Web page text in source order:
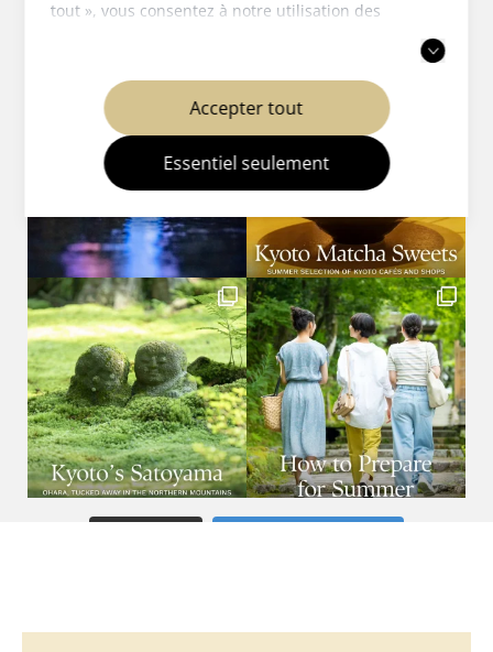
tout », vous consentez à notre utilisation des
d'informations, veuillez consulter notrepolitique
de confidentialité
Accepter tout
Essentiel seulement